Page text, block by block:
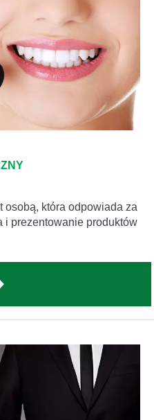
osobą, która odpowiada za
i prezentowanie produktów